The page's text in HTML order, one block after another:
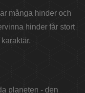
många hinder och
hinder får stort
planeten - den